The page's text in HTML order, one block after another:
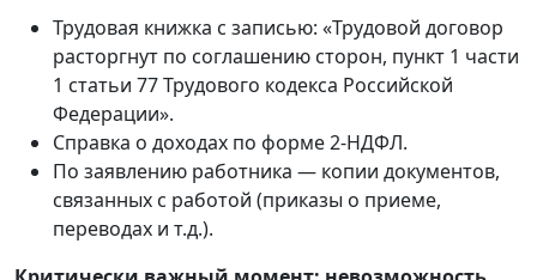
Трудовая книжка с записью: «Трудовой договор
расторгнут по соглашению сторон, пункт 1 части
1 статьи 77 Трудового кодекса Российской
Федерации».
Справка о доходах по форме 2-НДФЛ.
По заявлению работника — копии документов,
связанных с работой (приказы о приеме,
переводах и т.д.).